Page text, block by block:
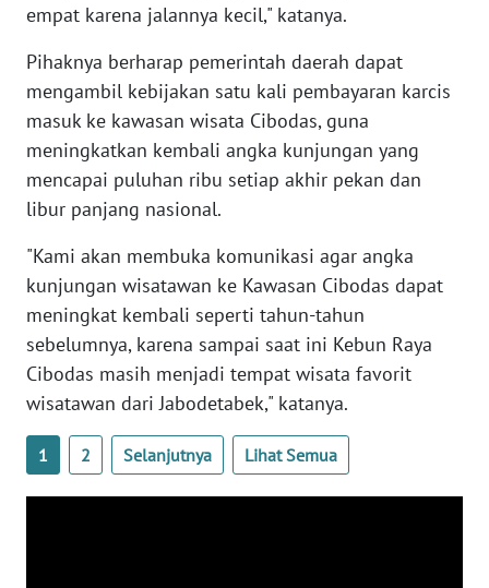
empat karena jalannya kecil," katanya.
Pihaknya berharap pemerintah daerah dapat
mengambil kebijakan satu kali pembayaran karcis
masuk ke kawasan wisata Cibodas, guna
meningkatkan kembali angka kunjungan yang
mencapai puluhan ribu setiap akhir pekan dan
libur panjang nasional.
"Kami akan membuka komunikasi agar angka
kunjungan wisatawan ke Kawasan Cibodas dapat
meningkat kembali seperti tahun-tahun
sebelumnya, karena sampai saat ini Kebun Raya
Cibodas masih menjadi tempat wisata favorit
wisatawan dari Jabodetabek," katanya.
1 2 Selanjutnya Lihat Semua
NUSANTARA
WN
JOGJA
WN
JATIM
BALI
WN
KALBAR
WN
KALTENG